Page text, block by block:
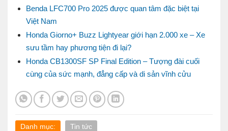
Benda LFC700 Pro 2025 được quan tâm đặc biệt tại
Việt Nam
Honda Giorno+ Buzz Lightyear giới hạn 2.000 xe – Xe
sưu tầm hay phương tiện đi lại?
Honda CB1300SF SP Final Edition – Tượng đài cuối
cùng của sức mạnh, đẳng cấp và di sản vĩnh cửu
Danh mục: Tin tức